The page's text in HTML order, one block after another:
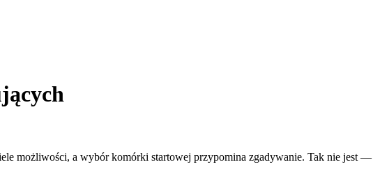
możliwości, a wybór komórki startowej przypomina zgadywanie. Tak nie jest —